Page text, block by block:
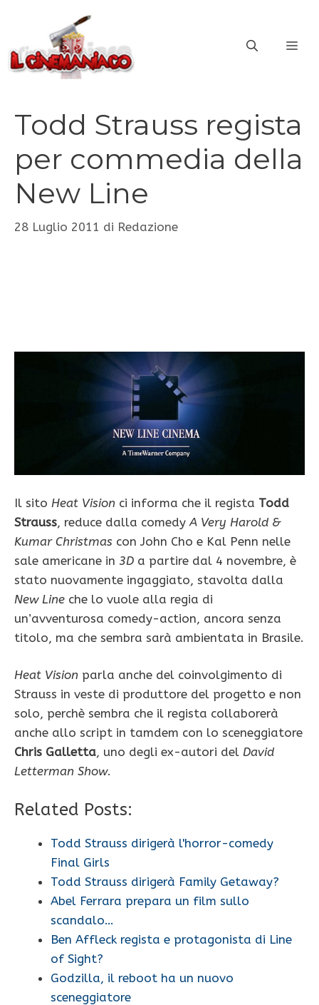
contenuto
Todd Strauss regista
per commedia della
New Line
28 Luglio 2011 di Redazione
Il sito Heat Vision ci informa che il regista Todd
Strauss, reduce dalla comedyA Very Harold &
Kumar Christmas con John Cho e Kal Penn nelle
sale americane in 3D a partire dal 4 novembre, è
stato nuovamente ingaggiato, stavolta dalla
New Line che lo vuole alla regia di
un’avventurosa comedy-action, ancora senza
titolo, ma che sembra sarà ambientata in Brasile.
Heat Vision parla anche del coinvolgimento di
Strauss in veste di produttore del progetto e non
solo, perchè sembra che il regista collaborerà
anche allo script in tamdem con lo sceneggiatore
Chris Galletta, uno degli ex-autori del David
Letterman Show.
Related Posts:
Todd Strauss dirigerà l'horror-comedy
Final Girls
Todd Strauss dirigerà Family Getaway?
Abel Ferrara prepara un film sullo
scandalo…
Ben Affleck regista e protagonista di Line
of Sight?
Godzilla, il reboot ha un nuovo
sceneggiatore